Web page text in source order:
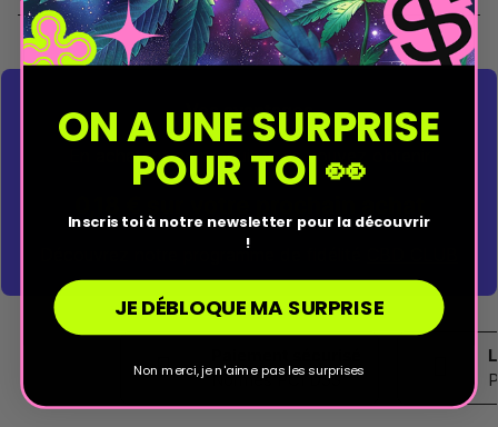
Vos avantages
En achetant ce produit vous pouvez obtenir
Découvrez notre programme de fidélité
Normes PCI DSS
ON A UNE SURPRISE
POUR TOI 👀
Inscris toi à notre newsletter pour la découvrir
!
JE DÉBLOQUE MA SURPRISE
Non merci, je n'aime pas les surprises